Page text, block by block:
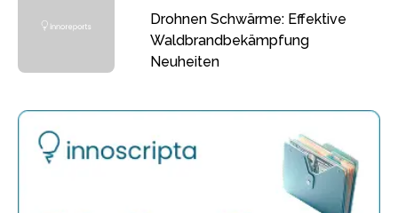
Drohnen Schwärme: Effektive
Waldbrandbekämpfung
Neuheiten